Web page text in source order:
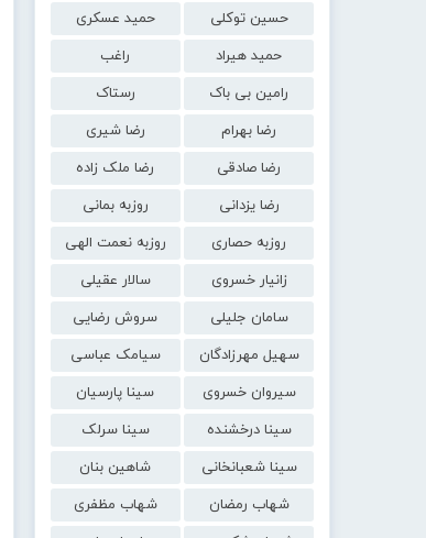
حسین توکلی
حمید عسکری
حمید هیراد
راغب
رامین بی باک
رستاک
رضا بهرام
رضا شیری
رضا صادقی
رضا ملک زاده
رضا یزدانی
روزبه بمانی
روزبه حصاری
روزبه نعمت الهی
زانیار خسروی
سالار عقیلی
سامان جلیلی
سروش رضایی
سهیل مهرزادگان
سیامک عباسی
سیروان خسروی
سینا پارسیان
سینا درخشنده
سینا سرلک
سینا شعبانخانی
شاهین بنان
شهاب رمضان
شهاب مظفری